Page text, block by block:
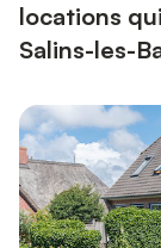
locations
Salins-les-